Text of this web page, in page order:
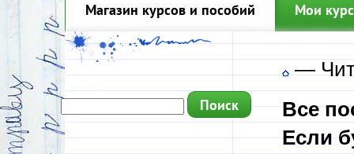
Магазин курсов и пособий Мои
—
Все
Если